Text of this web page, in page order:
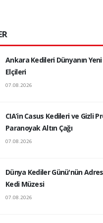
Ankara Kedileri Dünyanın
Elçileri
07.08.2026
CIA’in Casus Kedileri ve Gizli
Paranoyak Altın Çağı
07.08.2026
Dünya Kediler Günü'nün
Kedi Müzesi
07.08.2026